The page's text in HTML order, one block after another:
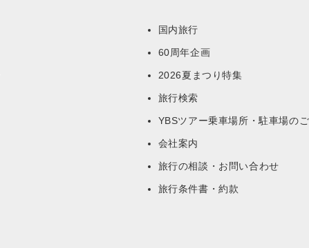
国内旅行
60周年企画
2026夏まつり特集
旅行検索
YBSツアー乗車場所・駐車場の
会社案内
旅行の相談・お問い合わせ
旅行条件書・約款